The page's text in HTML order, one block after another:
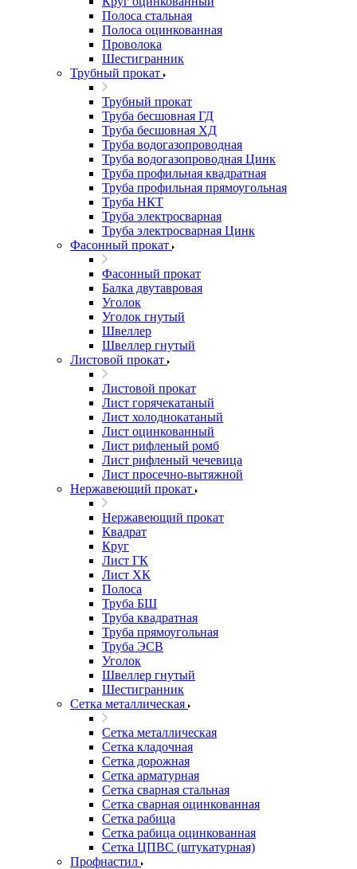
Полоса стальная
Полоса оцинкованная
Проволока
Шестигранник
Трубный прокат
Трубный прокат
Труба бесшовная ГД
Труба бесшовная ХД
Труба водогазопроводная
Труба водогазопроводная Цинк
Труба профильная квадратная
Труба профильная прямоугольная
Труба НКТ
Труба электросварная
Труба электросварная Цинк
Фасонный прокат
Фасонный прокат
Балка двутавровая
Уголок
Уголок гнутый
Швеллер
Швеллер гнутый
Листовой прокат
Листовой прокат
Лист горячекатаный
Лист холоднокатаный
Лист оцинкованный
Лист рифленый ромб
Лист рифленый чечевица
Лист просечно-вытяжной
Нержавеющий прокат
Нержавеющий прокат
Квадрат
Круг
Лист ГК
Лист ХК
Полоса
Труба БШ
Труба квадратная
Труба прямоугольная
Труба ЭСВ
Уголок
Швеллер гнутый
Шестигранник
Сетка металлическая
Сетка металлическая
Сетка кладочная
Сетка дорожная
Сетка арматурная
Сетка сварная стальная
Сетка сварная оцинкованная
Сетка рабица
Сетка рабица оцинкованная
Сетка ЦПВС (штукатурная)
Профнастил